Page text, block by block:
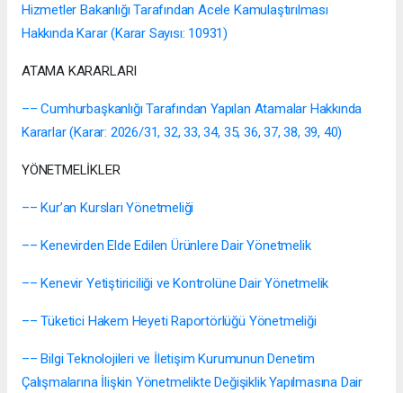
Hizmetler Bakanlığı Tarafından Acele Kamulaştırılması
Hakkında Karar (Karar Sayısı: 10931)
ATAMA KARARLARI
–– Cumhurbaşkanlığı Tarafından Yapılan Atamalar Hakkında
Kararlar (Karar: 2026/31, 32, 33, 34, 35, 36, 37, 38, 39, 40)
YÖNETMELİKLER
–– Kur’an Kursları Yönetmeliği
–– Kenevirden Elde Edilen Ürünlere Dair Yönetmelik
–– Kenevir Yetiştiriciliği ve Kontrolüne Dair Yönetmelik
–– Tüketici Hakem Heyeti Raportörlüğü Yönetmeliği
–– Bilgi Teknolojileri ve İletişim Kurumunun Denetim
Çalışmalarına İlişkin Yönetmelikte Değişiklik Yapılmasına Dair